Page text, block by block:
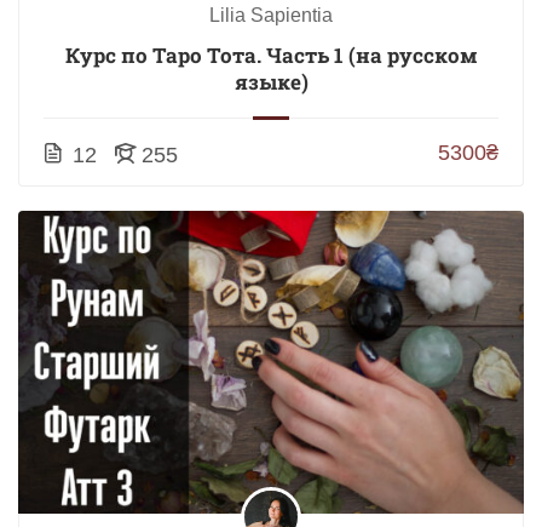
Lilia Sapientia
Курс по Таро Тота. Часть 1 (на русском
языке)
12 255 5300₴